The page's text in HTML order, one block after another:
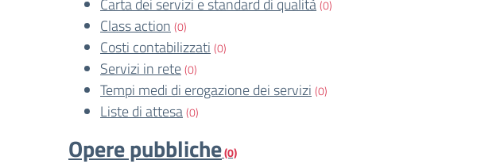
Carta dei servizi e standard di qualità(0)
Class action (0)
Costi contabilizzati (0)
Servizi in rete(0)
Tempi medi di erogazione dei servizi (0)
Liste di attesa(0)
Opere pubbliche(0)